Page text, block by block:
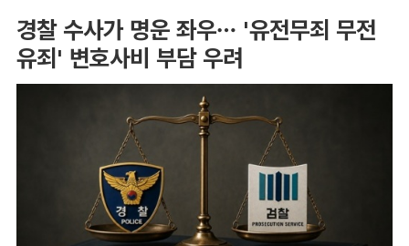
경찰 수사가 명운 좌우… '유전무죄 무전
유죄' 변호사비 부담 우려